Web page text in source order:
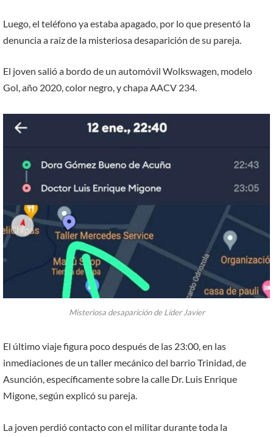
Luego, el teléfono ya estaba apagado, por lo que presentó la
denuncia a raíz de la misteriosa desaparición de su pareja.
El joven salió a bordo de un automóvil Wolkswagen, modelo
Gol, año 2020, color negro, y chapa AACV 234.
Misteriosa desaparición de Líder Javier
El último viaje figura poco después de las 23:00, en las
inmediaciones de un taller mecánico del barrio Trinidad, de
Asunción, específicamente sobre la calle Dr. Luis Enrique
Migone, según explicó su pareja.
La joven perdió contacto con el militar durante toda la